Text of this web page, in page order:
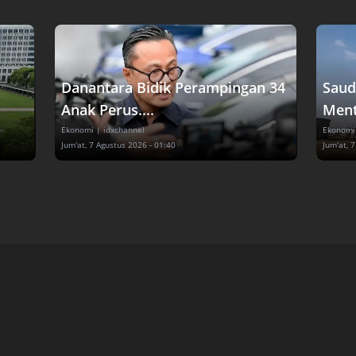
Danantara Bidik Perampingan 34
Anak Perus....
Ekonomi | idxchannel
Jum'at, 7 Agustus 2026 - 01:40
Ekonomi
Jum'at,